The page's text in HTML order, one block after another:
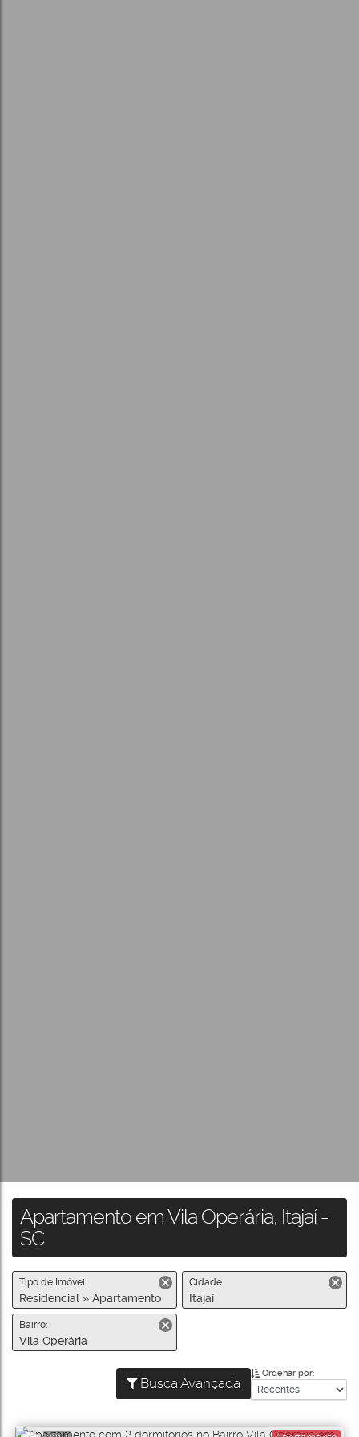
Apartamento em Vila Operária, Itajaí -
SC
Tipo de Imóvel:
Residencial » Apartamento
Cidade:
Itajaí
Bairro:
Vila Operária
Busca Avançada
Ordenar por: